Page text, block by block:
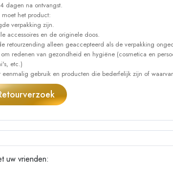
dagen na ontvangst.
het product:
verpakking zijn.
accessoires en de originele doos.
retourzending alleen geaccepteerd als de verpakking
redenen van gezondheid en hygiëne (cosmetica en
etc.)
eenmalig gebruik en producten die bederfelijk zijn of
uw vrienden: